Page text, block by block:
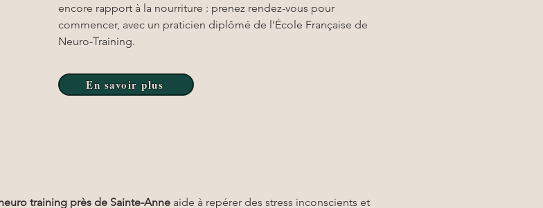
encore rapport à la nourriture : prenez rendez-vous pour
commencer, avec un praticien diplômé de l’École Française de
Neuro-Training.
En savoir plus
training près de Sainte-Anne aide à repérer des stress inconscients et